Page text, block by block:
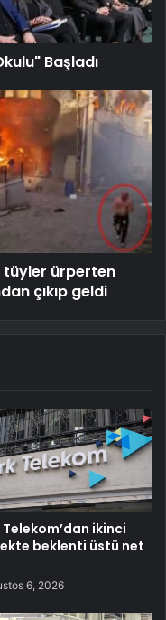
Başladı
tüyler ürperten
çıkıp geldi
Telekom’dan ikinci
beklenti üstü net
6, 2026